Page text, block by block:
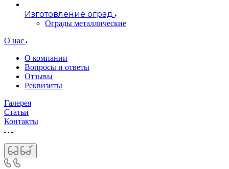
Изготовление оград
Ограды металлические
О нас
О компании
Вопросы и ответы
Отзывы
Реквизиты
Галерея
Статьи
Контакты